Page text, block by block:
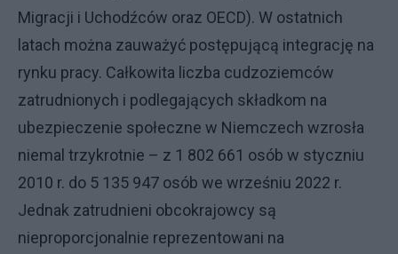
Migracji i Uchodźców oraz OECD). W ostatnich
latach można zauważyć postępującą integrację na
rynku pracy. Całkowita liczba cudzoziemców
zatrudnionych i podlegających składkom na
ubezpieczenie społeczne w Niemczech wzrosła
niemal trzykrotnie – z 1 802 661 osób w styczniu
2010 r. do 5 135 947 osób we wrześniu 2022 r.
Jednak zatrudnieni obcokrajowcy są
nieproporcjonalnie reprezentowani na